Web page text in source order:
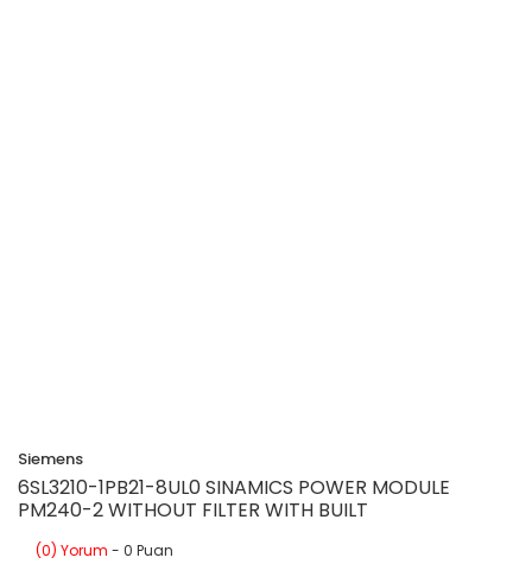
Siemens
6SL3210-1PB21-8UL0 SINAMICS POWER MODULE
PM240-2 WITHOUT FILTER WITH BUILT
(0) Yorum - 0 Puan